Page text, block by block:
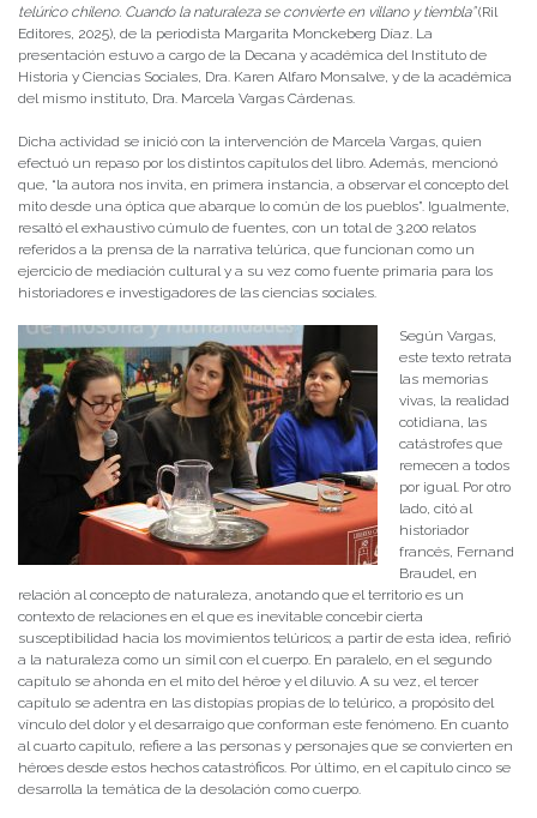
telúrico chileno. Cuando la naturaleza se convierte en villano y tiembla”(Ril
Editores, 2025), de la periodista Margarita Monckeberg Díaz. La
presentación estuvo a cargo de la Decana y académica del Instituto de
Historia y Ciencias Sociales, Dra. Karen Alfaro Monsalve, y de la académica
del mismo instituto, Dra. Marcela Vargas Cárdenas.
Dicha actividad se inició con la intervención de Marcela Vargas, quien
efectuó un repaso por los distintos capítulos del libro. Además, mencionó
que, “la autora nos invita, en primera instancia, a observar el concepto del
mito desde una óptica que abarque lo común de los pueblos”. Igualmente,
resaltó el exhaustivo cúmulo de fuentes, con un total de 3.200 relatos
referidos a la prensa de la narrativa telúrica, que funcionan como un
ejercicio de mediación cultural y a su vez como fuente primaria para los
historiadores e investigadores de las ciencias sociales.
Según Vargas,
este texto retrata
las memorias
vivas, la realidad
cotidiana, las
catástrofes que
remecen a todos
por igual. Por otro
lado, citó al
historiador
francés, Fernand
Braudel, en
relación al concepto de naturaleza, anotando que el territorio es un
contexto de relaciones en el que es inevitable concebir cierta
susceptibilidad hacia los movimientos telúricos; a partir de esta idea, refirió
a la naturaleza como un símil con el cuerpo. En paralelo, en el segundo
capítulo se ahonda en el mito del héroe y el diluvio. A su vez, el tercer
capítulo se adentra en las distopías propias de lo telúrico, a propósito del
vínculo del dolor y el desarraigo que conforman este fenómeno. En cuanto
al cuarto capítulo, refiere a las personas y personajes que se convierten en
héroes desde estos hechos catastróficos. Por último, en el capítulo cinco se
desarrolla la temática de la desolación como cuerpo.